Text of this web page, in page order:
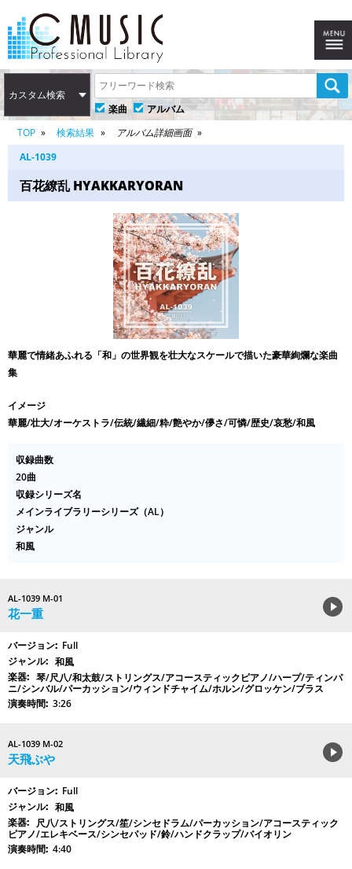
カスタム検索
楽曲
アルバム
TOP
検索結果
アルバム詳細画面
AL-1039
百花繚乱 HYAKKARYORAN
華麗で情緒あふれる「和」の世界観を壮大なスケールで描いた豪華絢爛な楽曲
集
イメージ
華麗/壮大/オーケストラ/伝統/繊細/粋/艶やか/儚さ/可憐/歴史/哀愁/和風
収録曲数
20曲
収録シリーズ名
メインライブラリーシリーズ（AL）
ジャンル
和風
AL-1039 M-01
花一重
Full
和風
琴/尺八/和太鼓/ストリングス/アコースティックピアノ/ハープ/ティンパ
ニ/シンバル/パーカッション/ウィンドチャイム/ホルン/グロッケン/ブラス
3:26
AL-1039 M-02
天飛ぶや
Full
和風
尺八/ストリングス/笙/シンセドラム/パーカッション/アコースティック
ピアノ/エレキベース/シンセパッド/鈴/ハンドクラップ/バイオリン
4:40